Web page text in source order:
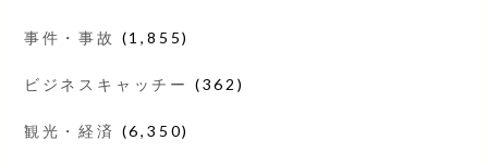
事件・事故 (1,855)
ビジネスキャッチー (362)
観光・経済 (6,350)